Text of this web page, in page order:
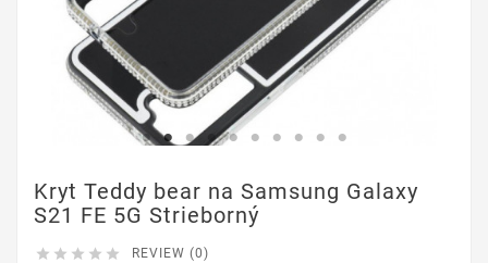
Kryt Teddy bear na Samsung Galaxy
S21 FE 5G Strieborný
     REVIEW (0)